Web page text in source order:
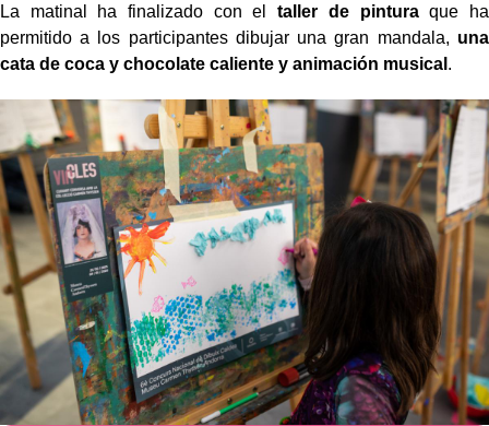
La matinal ha finalizado con eltaller de pinturaque ha
permitido a los participantes dibujar una gran mandala, una
cata de coca y chocolate caliente y animación musical .